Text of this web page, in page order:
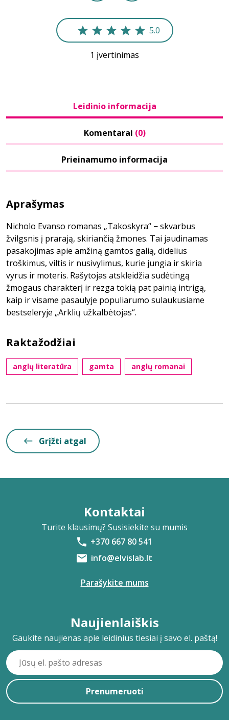
5.0
1 įvertinimas
Leidinio informacija
Komentarai (0)
Prieinamumo informacija
Aprašymas
Nicholo Evanso romanas „Takoskyra“ − skvarbus
žvilgsnis į prarają, skiriančią žmones. Tai jaudinamas
pasakojimas apie amžiną gamtos galią, didelius
troškimus, viltis ir nusivylimus, kurie jungia ir skiria
vyrus ir moteris. Rašytojas atskleidžia sudėtingą
žmogaus charakterį ir rezga tokią pat painią intrigą,
kaip ir visame pasaulyje populiarumo sulaukusiame
bestseleryje „Arklių užkalbėtojas“.
Raktažodžiai
anglų literatūra gamta anglų romanai
Grįžti atgal
Kontaktai
Turite klausimų? Susisiekite su mumis
+370 667 80 541
info@elvislab.lt
Parašykite mums
Naujienlaiškis
Gaukite naujienas apie leidinius tiesiai į savo el. paštą!
Prenumeruoti